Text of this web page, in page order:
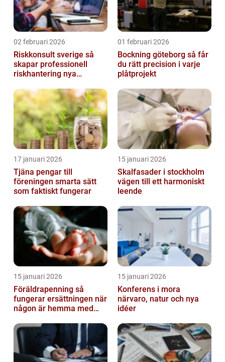
02 februari 2026
Riskkonsult sverige så
skapar professionell
riskhantering nya
01 februari 2026
Bockning göteborg så får
du rätt precision i varje
plåtprojekt
17 januari 2026
Tjäna pengar till
föreningen smarta sätt
som faktiskt fungerar
15 januari 2026
Skalfasader i stockholm
vägen till ett harmoniskt
leende
15 januari 2026
Föräldrapenning så
fungerar ersättningen när
någon är hemma med
15 januari 2026
Konferens i mora
närvaro, natur och nya
idéer